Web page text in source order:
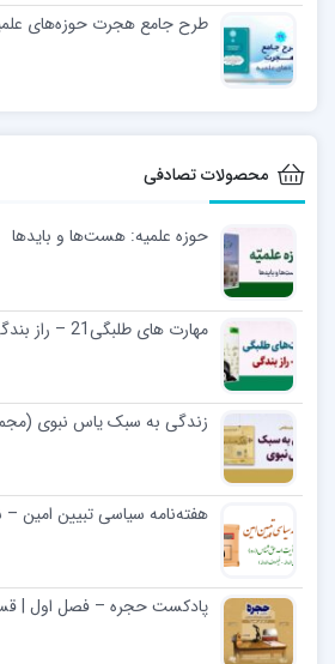
طرح جامع هجرت حوزه‌های
محصولات تصادفی
حوزه علمیه: هست‌ها و بایدها
مهارت های طلبگی21 – راز بندگی
زندگی به سبک یاس نبوی
هفته‌نامه سیاسی تبیین امین –
پادکست حجره – فصل اول |